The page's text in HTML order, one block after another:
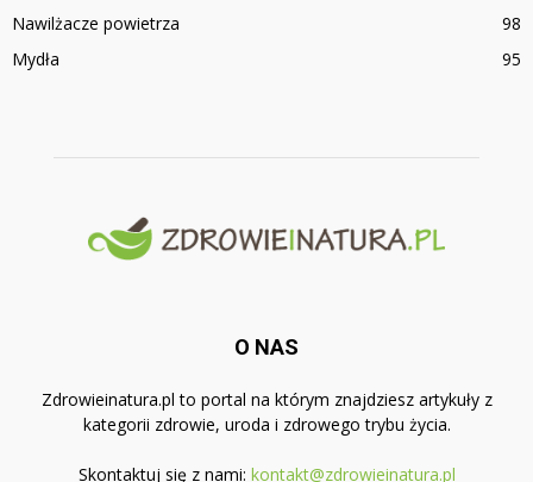
Nawilżacze powietrza
98
Mydła
95
O NAS
Zdrowieinatura.pl to portal na którym znajdziesz artykuły z
kategorii zdrowie, uroda i zdrowego trybu życia.
Skontaktuj się z nami: kontakt@zdrowieinatura.pl